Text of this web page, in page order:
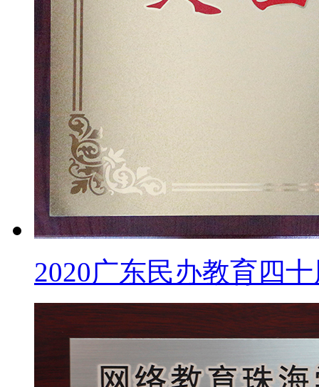
2020广东民办教育四